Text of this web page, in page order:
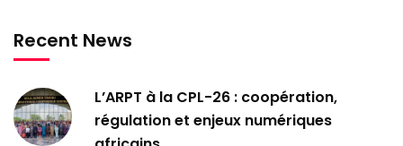
Recent News
L’ARPT à la CPL-26 : coopération,
régulation et enjeux numériques